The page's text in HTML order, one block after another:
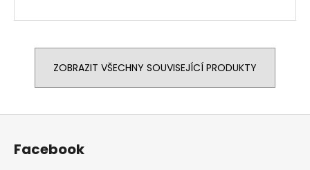
ZOBRAZIT VŠECHNY SOUVISEJÍCÍ PRODUKTY
Facebook